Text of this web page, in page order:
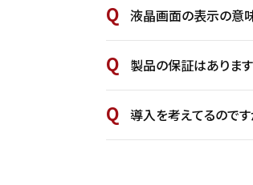
液晶画面の表示の意
製品の保証はありま
導入を考えてるので